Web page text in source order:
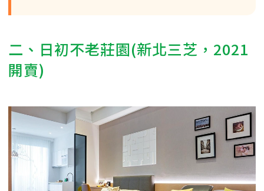
二、日初不老莊園(新北三芝，2021
開賣)